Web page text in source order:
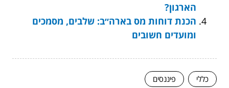
הארגון?
הכנת דוחות מס בארה״ב: שלבים, מסמכים
ומועדים חשובים
כללי פיננסים